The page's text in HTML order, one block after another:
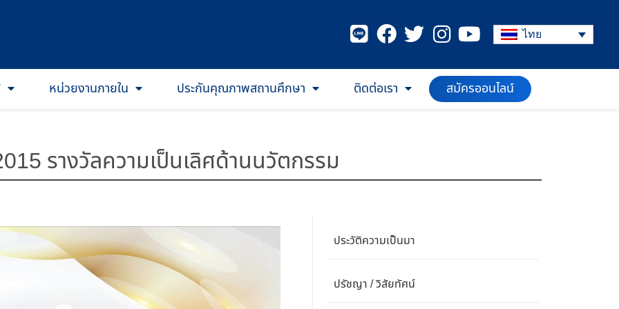
ไทย
หน่วยงานภายใน ประกันคุณภาพสถานศึกษา ติดต่อเรา
สมัครออนไลน์
รางวัลความเป็นเลิศด้านนวัตกรรม
ประวัติความเป็นมา
ปรัชญา / วิสัยทัศน์